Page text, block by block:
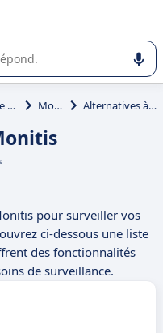
ou la sélection de
Monitoring de sites Web Monitis Alternatives à Monitis
pour surveiller vos
ci-dessous une liste
des fonctionnalités
de surveillance.